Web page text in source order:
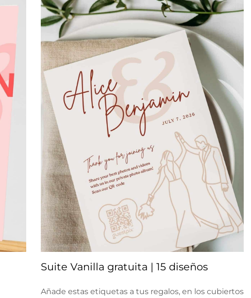
Suite Vanilla gratuita | 15 diseños
Añade estas etiquetas a tus regalos, en los cubiertos